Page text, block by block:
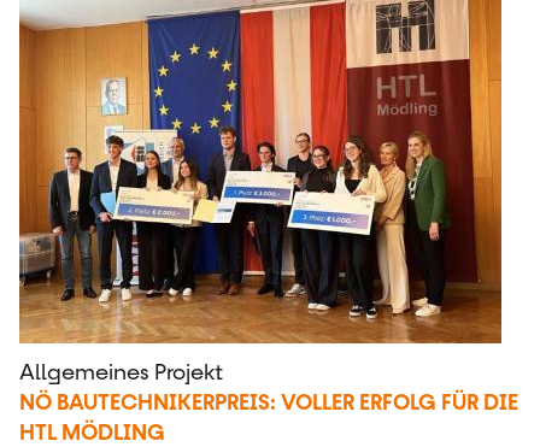
Allgemeines Projekt
NÖ BAUTECHNIKERPREIS: VOLLER ERFOLG FÜR DIE
HTL MÖDLING